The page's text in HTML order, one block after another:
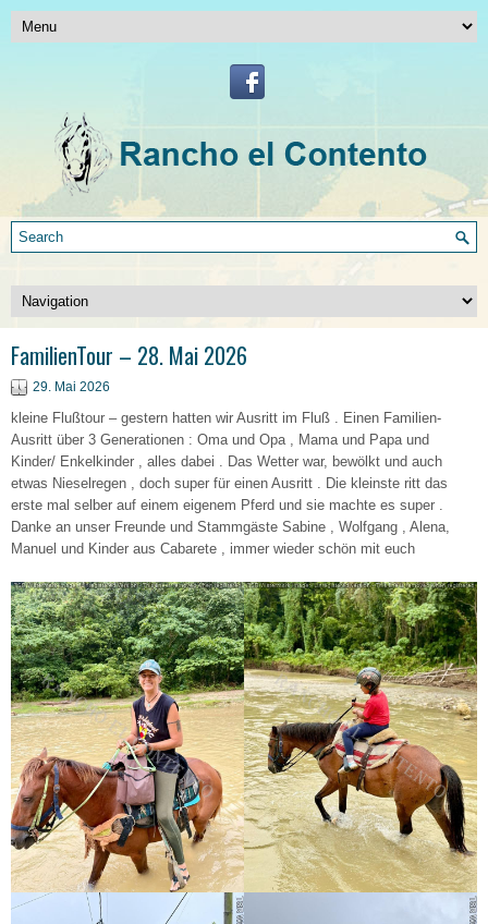
FamilienTour – 28. Mai 2026
29. Mai 2026
kleine Flußtour – gestern hatten wir Ausritt im Fluß . Einen Familien-
Ausritt über 3 Generationen : Oma und Opa , Mama und Papa und
Kinder/ Enkelkinder , alles dabei . Das Wetter war, bewölkt und auch
etwas Nieselregen , doch super für einen Ausritt . Die kleinste ritt das
erste mal selber auf einem eigenem Pferd und sie machte es super .
Danke an unser Freunde und Stammgäste Sabine , Wolfgang , Alena,
Manuel und Kinder aus Cabarete , immer wieder schön mit euch